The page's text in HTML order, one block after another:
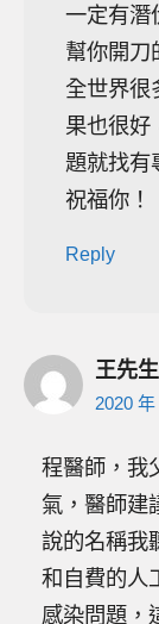
一定有潛
幫你開刀
全世界很
果也很好
題就找有
祝福你！
Reply
王先生
2020
程醫師，我
氣，醫師建
說的名稱我
和自費的人
感染問題，